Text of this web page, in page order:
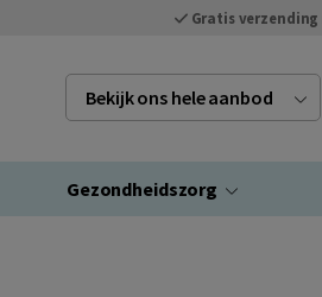
Gratis verzending
Bekijk ons hele aanbod
Gezondheidszorg